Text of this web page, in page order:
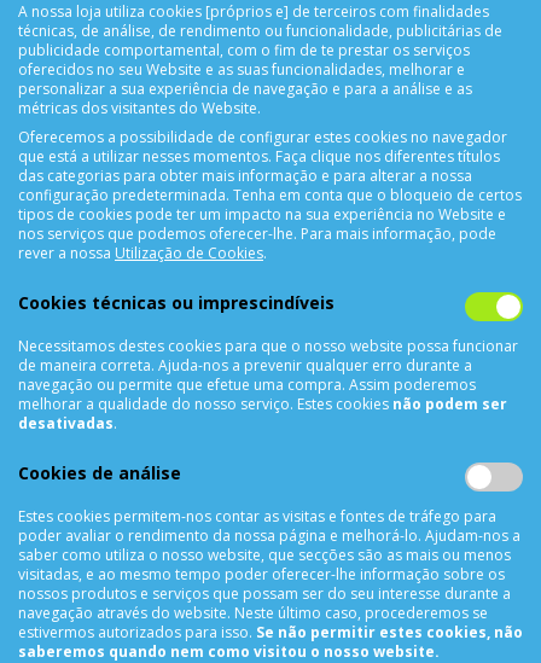
SUPORTE ONLINE
CONTACTOS
4450-042 Matosinhos Portugal
comercial@cellrepair.pt
vendas@cellrepair.pt
229 380 496 Chamada para a rede fixa nacional
910991733
Segunda a Sexta das 10h00 às 19h00
Sábado das 9h00 às 13h00
INFORMAÇÕES
A nossa loja utiliza cookies [próprios e] de terceiros com finalidades
técnicas, de análise, de rendimento ou funcionalidade, publicitárias de
publicidade comportamental, com o fim de te prestar os serviços
oferecidos no seu Website e as suas funcionalidades, melhorar e
personalizar a sua experiência de navegação e para a análise e as
métricas dos visitantes do Website.
Oferecemos a possibilidade de configurar estes cookies no navegador
que está a utilizar nesses momentos. Faça clique nos diferentes títulos
das categorias para obter mais informação e para alterar a nossa
configuração predeterminada. Tenha em conta que o bloqueio de certos
tipos de cookies pode ter um impacto na sua experiência no Website e
nos serviços que podemos oferecer-lhe. Para mais informação, pode
rever a nossa Utilização de Cookies.
Cookies técnicas ou imprescindíveis
Necessitamos destes cookies para que o nosso website possa funcionar
de maneira correta. Ajuda-nos a prevenir qualquer erro durante a
navegação ou permite que efetue uma compra. Assim poderemos
melhorar a qualidade do nosso serviço. Estes cookies não podem ser
desativadas.
Cookies de análise
Estes cookies permitem-nos contar as visitas e fontes de tráfego para
poder avaliar o rendimento da nossa página e melhorá-lo. Ajudam-nos a
saber como utiliza o nosso website, que secções são as mais ou menos
visitadas, e ao mesmo tempo poder oferecer-lhe informação sobre os
nossos produtos e serviços que possam ser do seu interesse durante a
navegação através do website. Neste último caso, procederemos se
estivermos autorizados para isso. Se não permitir estes cookies, não
saberemos quando nem como visitou o nosso website.